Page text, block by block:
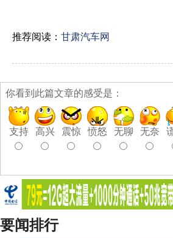
推荐阅读： 甘肃汽车网
你看到此篇文章的感受是：
支持 高兴 震惊 愤怒 无聊 无奈
要闻排行